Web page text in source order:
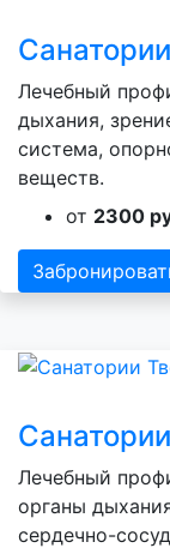
Лечебный
дыхания,
система,
веществ.
от 2300
Лечебный
органы
сердечно-